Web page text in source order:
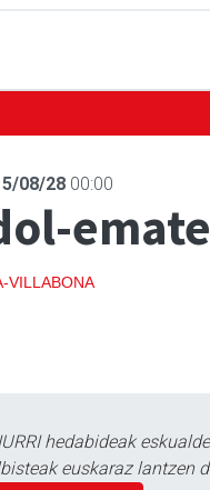
08/28 00:00
VILLABONA
hedabideak
euskaraz lantzen